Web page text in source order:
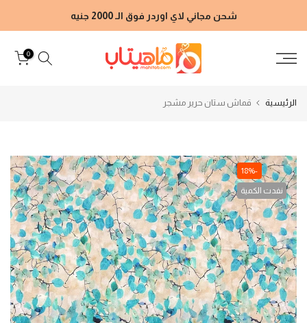
إلى
شحن مجاني لاي اوردر فوق الـ 2000 جنيه
0
الرئيسية قماش ستان حرير مشجر
-18%
نفدت الكمية